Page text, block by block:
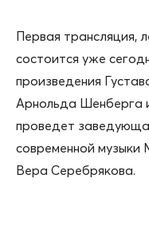
Первая трансляция,
состоится уже
произведения
Арнольда Шенберга
проведет
современной музыки
Вера Серебрякова.